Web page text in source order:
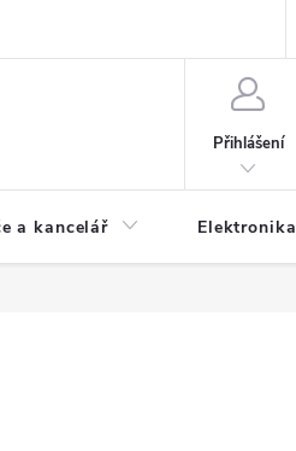
Přihlášení
a kancelář Elektronika